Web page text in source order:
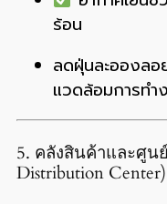
ร้อน
ลดฝุ่นละอองลอ
แวดล้อมการทำ
5. คลังสินค้าและศูน
Distribution Center)